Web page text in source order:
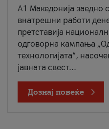
A1 Македонија заедно
внатрешни работи
претставија
одговорна кампања
технологијата“,
јавната свест...
Дознај повеќе